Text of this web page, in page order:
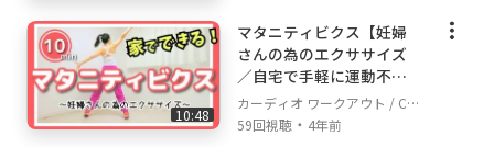
10:48
マタニティビクス【妊婦
さんの為のエクササイズ
／自宅で手軽に運動不足
を解消しよう
カーディオ ワークアウト / Car
dio Workout
59回視聴 ・ 4年前